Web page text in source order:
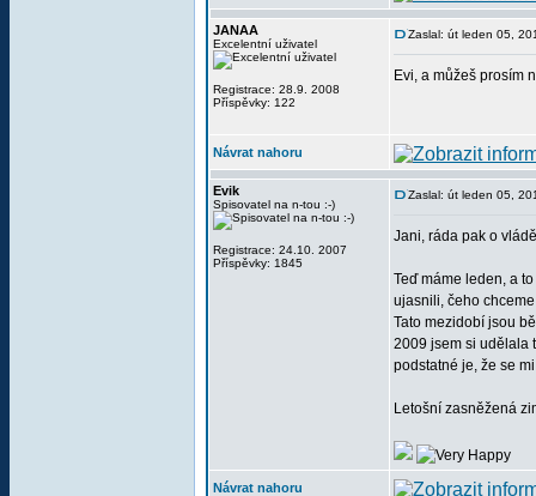
JANAA
Excelentní uživatel
Registrace: 28.9. 2008
Příspěvky: 122
Zaslal: út leden 05,
Evi, a můžeš prosím
Návrat nahoru
Evik
Spisovatel na n-tou :-)
Registrace: 24.10. 2007
Příspěvky: 1845
Zaslal: út leden 05,
Jani, ráda pak o
Teď máme leden, a
ujasnili, čeho
Tato mezidobí jsou
2009 jsem si udělala
podstatné je, že se
Letošní zasněžená
Návrat nahoru